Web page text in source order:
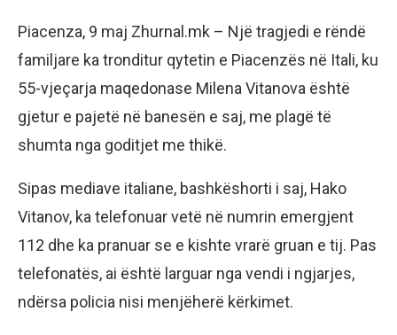
Piacenza, 9 maj Zhurnal.mk – Një tragjedi e rëndë
familjare ka tronditur qytetin e Piacenzës në Itali, ku
55-vjeçarja maqedonase Milena Vitanova është
gjetur e pajetë në banesën e saj, me plagë të
shumta nga goditjet me thikë.
Sipas mediave italiane, bashkëshorti i saj, Hako
Vitanov, ka telefonuar vetë në numrin emergjent
112 dhe ka pranuar se e kishte vrarë gruan e tij. Pas
telefonatës, ai është larguar nga vendi i ngjarjes,
ndërsa policia nisi menjëherë kërkimet.